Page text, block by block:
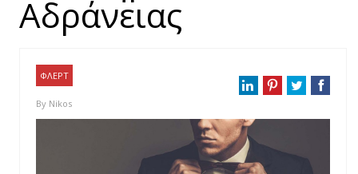
Αδράνειας
ΦΛΕΡΤ
By Nikos